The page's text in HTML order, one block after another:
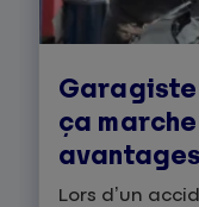
Garagiste
ça
Lors d’un